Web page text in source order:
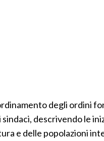
degli ordini
descrivendo le
e delle popolazioni